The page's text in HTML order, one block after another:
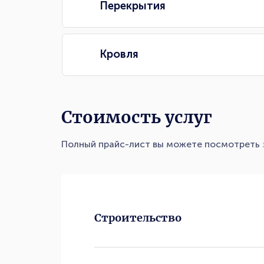
Перекрытия
Кровля
Стоимость услуг
Полный прайс-лист вы можете посмотреть
Строительство